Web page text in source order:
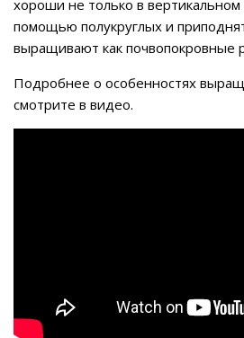
хороши не только в
помощью полукруглых и
выращивают как почвопокровные
Подробнее о особенностях
смотрите в видео.